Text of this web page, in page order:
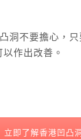
洞不要擔心，
作出改善。
立即了解香港凹凸